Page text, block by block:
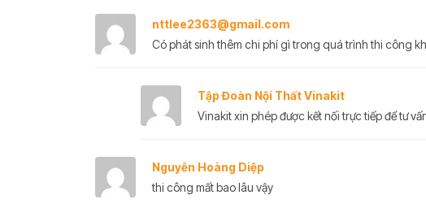
nttlee2363@gmail.com
Có phát sinh thêm chi phí gì trong quá trình thi công
Tập Đoàn Nội Thất Vinakit
Vinakit xin phép được kết nối trực tiếp để tư
Nguyễn Hoàng Diệp
thi công mất bao lâu vậy